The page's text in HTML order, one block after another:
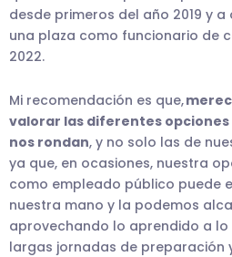
desde primeros del año 2019 y
una plaza como funcionario de
2022.
Mi recomendación es que,
valorar las diferentes
nos rondan, y no solo las de
ya que, en ocasiones, nuestra
como empleado público puede
nuestra mano y la podemos
aprovechando lo aprendido a
largas jornadas de preparación